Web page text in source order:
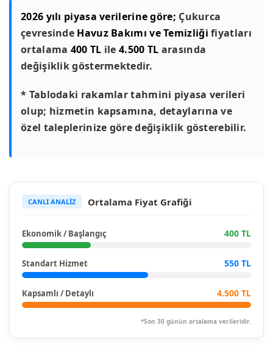
2026 yılı piyasa verilerine göre; Çukurca
çevresinde Havuz Bakımı ve Temizliği fiyatları
ortalama 400 TL ile4.500 TL arasında
değişiklik göstermektedir.
* Tablodaki rakamlar tahmini piyasa verileri
olup; hizmetin kapsamına, detaylarına ve
özel taleplerinize göre değişiklik gösterebilir.
CANLI ANALİZ Ortalama Fiyat Grafiği
Ekonomik / Başlangıç 400 TL
Standart Hizmet 550 TL
Kapsamlı / Detaylı 4.500 TL
*Son 30 günün ortalama verileridir.